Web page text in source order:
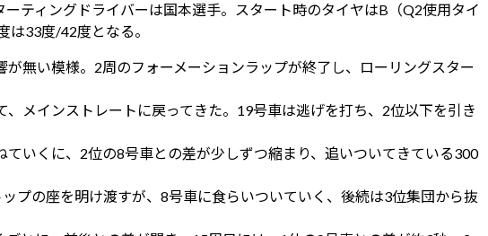
ティングドライバーは国本選手。スタート時のタイヤはB（Q2使用タイ
33度/42度となる。
無い模様。2周のフォーメーションラップが終了し、ローリングスター
メインストレートに戻ってきた。19号車は逃げを打ち、2位以下を引き
いくに、2位の8号車との差が少しずつ縮まり、追いついてきている300
プの座を明け渡すが、8号車に食らいついていく、後続は3位集団から抜